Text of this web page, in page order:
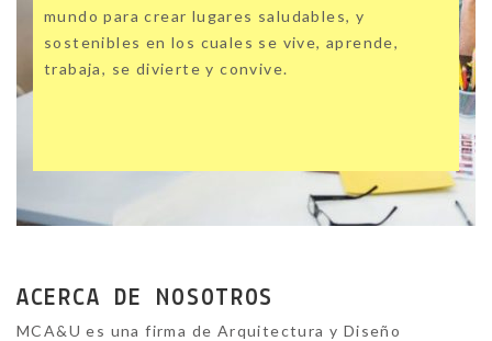
mundo para crear lugares saludables, y
sostenibles en los cuales se vive, aprende,
trabaja, se divierte y convive.
ACERCA DE NOSOTROS
MCA&U es una firma de Arquitectura y Diseño